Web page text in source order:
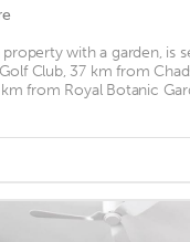
with a garden, is
Club, 37 km from
km from Royal Botanic